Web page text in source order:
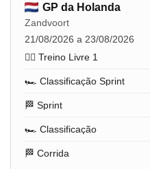
GP da Holanda
Zandvoort
21/08/2026 a 23/08/2026
🏋️‍♂️ Treino Livre 1
🏎️ Classificação Sprint
🏁 Sprint
🏎️ Classificação
🏁 Corrida